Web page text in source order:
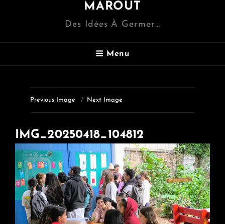
MAROUT
Des Idées À Germer…
Menu
Previous Image Next Image
IMG_20250418_104812